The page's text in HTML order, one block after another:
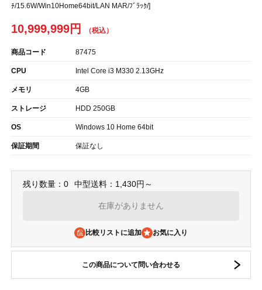
ﾁ/15.6W/Win10Home64bit/LAN MAR/ﾌﾞﾗｯｸ/]
10,999,999円
商品コード 87475
CPU Intel Core i3 M330 2.13GHz
メモリ 4GB
ストレージ HDD 250GB
OS Windows 10 Home 64bit
保証期間 保証なし
残り数量：0 中型送料：1,430円～
在庫がありません
比較リストに追加
この商品について問い合わせる